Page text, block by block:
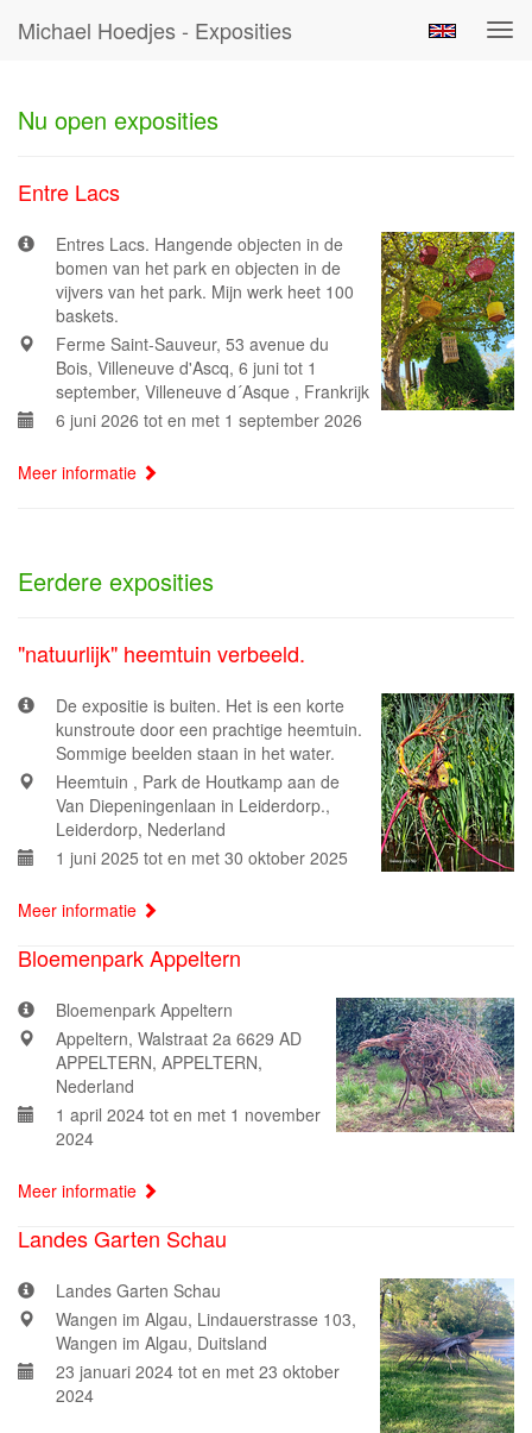
Michael Hoedjes - Exposities
Nu open exposities
Entre Lacs
Entres Lacs. Hangende objecten in de
bomen van het park en objecten in de
vijvers van het park. Mijn werk heet 100
baskets.
Ferme Saint-Sauveur, 53 avenue du
Bois, Villeneuve d'Ascq, 6 juni tot 1
september, Villeneuve d´Asque , Frankrijk
6 juni 2026 tot en met 1 september 2026
Meer informatie
Eerdere exposities
"natuurlijk" heemtuin verbeeld.
De expositie is buiten. Het is een korte
kunstroute door een prachtige heemtuin.
Sommige beelden staan in het water.
Heemtuin , Park de Houtkamp aan de
Van Diepeningenlaan in Leiderdorp.,
Leiderdorp, Nederland
1 juni 2025 tot en met 30 oktober 2025
Meer informatie
Bloemenpark Appeltern
Bloemenpark Appeltern
Appeltern, Walstraat 2a 6629 AD
APPELTERN, APPELTERN,
Nederland
1 april 2024 tot en met 1 november
2024
Meer informatie
Landes Garten Schau
Landes Garten Schau
Wangen im Algau, Lindauerstrasse 103,
Wangen im Algau, Duitsland
23 januari 2024 tot en met 23 oktober
2024